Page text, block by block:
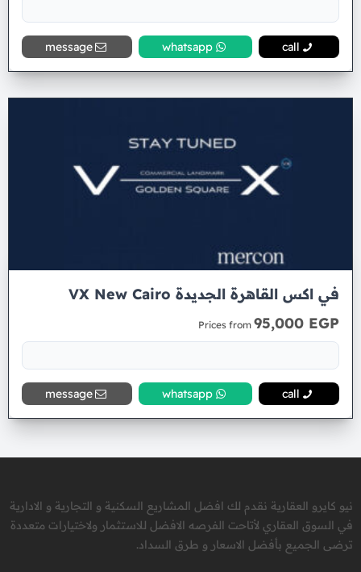
call
whatsapp
message
في اكس القاهرة الجديدة VX New Cairo
Prices from 95,000 EGP
call
whatsapp
message
نيو كايرو العقارية نقدم لك افضل المشاريع السكنية و التجارية و الادارية
في السوق العقاري لأتاحت الفرصه الافضل للاستثمار ولاختيارات متعددة
ترضى الجميع بأفضل الاسعار و طرق السداد.